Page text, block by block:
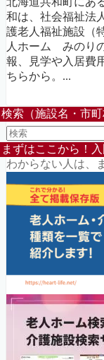
和は、社会福祉法
護老人福祉施設（
人ホーム みのり
報、見学や入居費
ちらから。...
検索（施設名・市町
まずはここから！
わからない人は、